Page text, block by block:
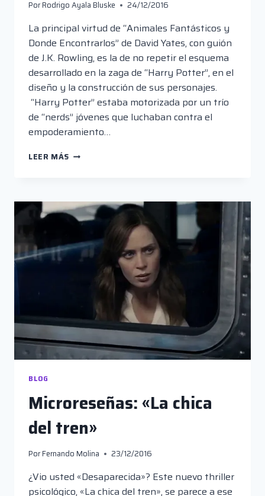
PorRodrigo Ayala Bluske 24/12/2016
La principal virtud de “Animales Fantásticos y
Donde Encontrarlos” de David Yates, con guión
de J.K. Rowling, es la de no repetir el esquema
desarrollado en la zaga de “Harry Potter”, en el
diseño y la construcción de sus personajes.
“Harry Potter” estaba motorizada por un trío
de “nerds” jóvenes que luchaban contra el
empoderamiento…
LEER MÁS ANIMALES
ENCONTRARLOS
BLOG
Microreseñas: «La chica
del tren»
PorFernando Molina 23/12/2016
¿Vio usted «Desaparecida»? Este nuevo thriller
psicológico, «La chica del tren», se parece a ese